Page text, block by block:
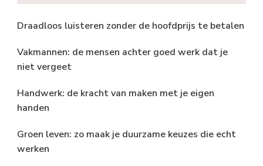
Draadloos luisteren zonder de hoofdprijs te betalen
Vakmannen: de mensen achter goed werk dat je
niet vergeet
Handwerk: de kracht van maken met je eigen
handen
Groen leven: zo maak je duurzame keuzes die echt
werken